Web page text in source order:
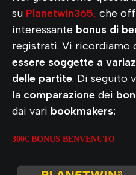
su Planetwin365, che
interessante bonus di
registrati. Vi ricordiamo
essere soggette a
delle partite. Di seguito
la comparazione dei
dai vari bookmakers:
300€ BONUS BENVENUTO